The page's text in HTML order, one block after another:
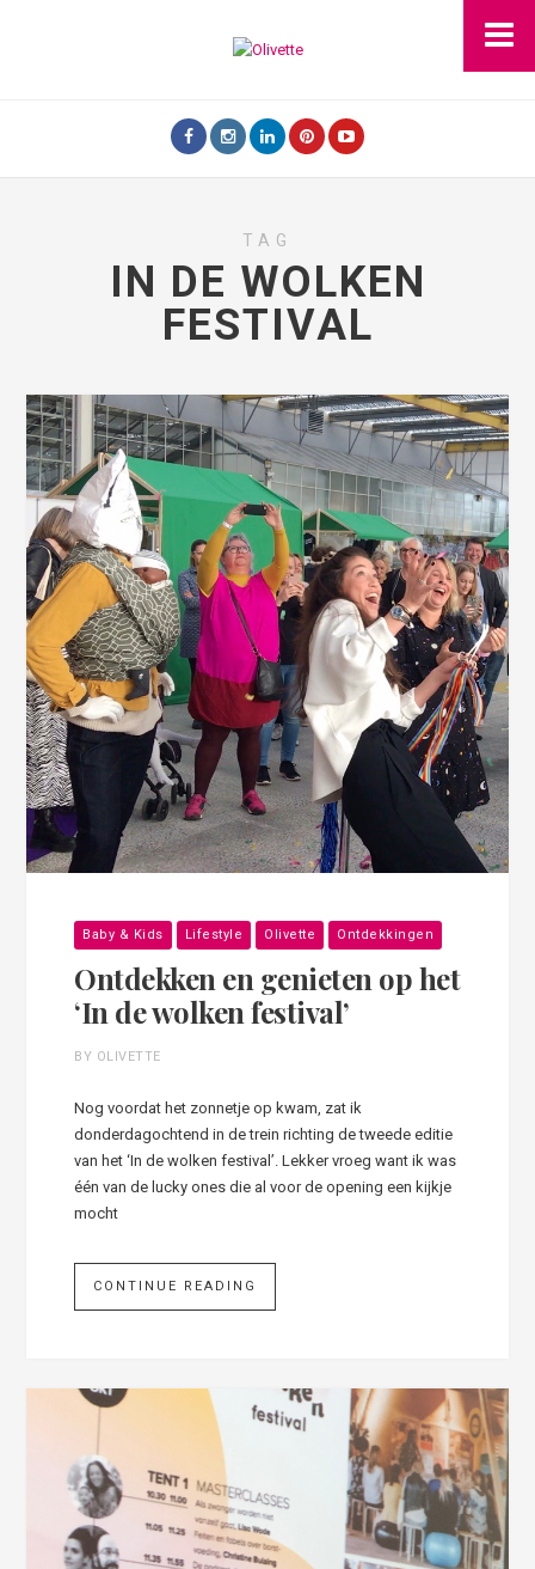
TAG
IN DE WOLKEN
FESTIVAL
Baby & Kids Lifestyle Olivette Ontdekkingen
Ontdekken en genieten op het
‘In de wolken festival’
BY OLIVETTE
Nog voordat het zonnetje op kwam, zat ik
donderdagochtend in de trein richting de tweede editie
van het ‘In de wolken festival’. Lekker vroeg want ik was
één van de lucky ones die al voor de opening een kijkje
mocht
CONTINUE READING